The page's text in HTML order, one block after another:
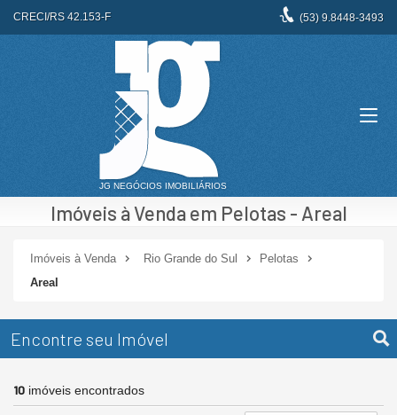
CRECI/RS 42.153-F (53) 9.8448-3493
Imóveis à Venda em Pelotas - Areal
Imóveis à Venda Rio Grande do Sul
Pelotas
Areal
Encontre seu Imóvel
10 imóveis encontrados